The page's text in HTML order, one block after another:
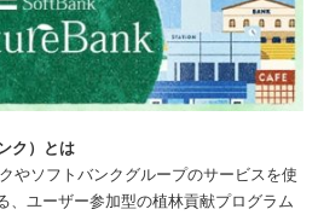
ク）とは
やソフトバンクグループのサービスを使
、ユーザー参加型の植林貢献プログラム